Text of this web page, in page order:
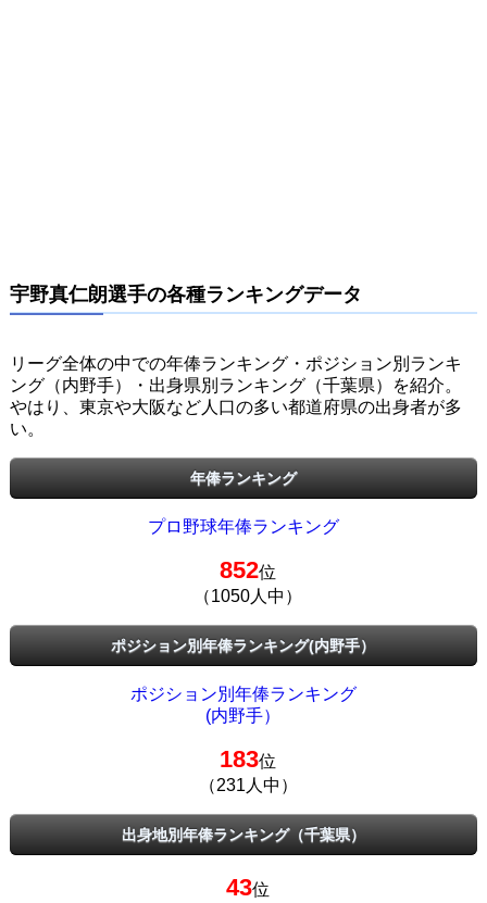
宇野真仁朗選手の各種ランキングデータ
リーグ全体の中での年俸ランキング・ポジション別ランキ
ング（内野手）・出身県別ランキング（千葉県）を紹介。
やはり、東京や大阪など人口の多い都道府県の出身者が多
い。
年俸ランキング
プロ野球年俸ランキング
852位
（1050人中）
ポジション別年俸ランキング(内野手）
ポジション別年俸ランキング
(内野手）
183位
（231人中）
出身地別年俸ランキング（千葉県）
43位